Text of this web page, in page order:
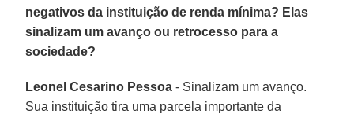
negativos da instituição de renda mínima? Elas
sinalizam um avanço ou retrocesso para a
sociedade?
Leonel Cesarino Pessoa - Sinalizam um avanço.
Sua instituição tira uma parcela importante da